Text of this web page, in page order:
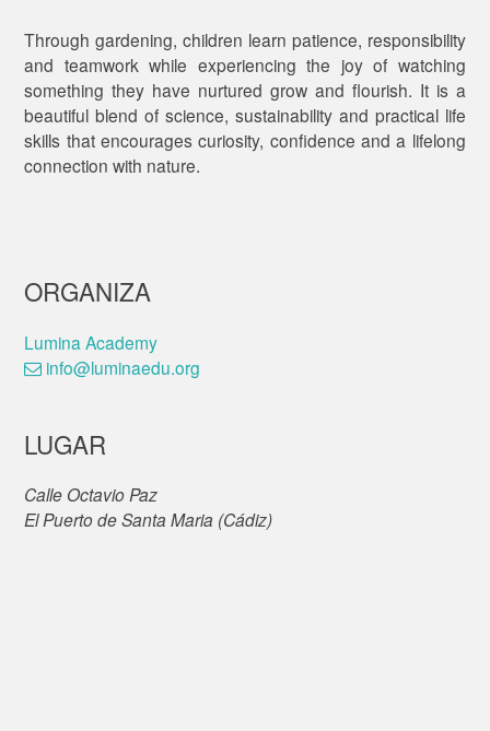
Through gardening, children learn patience, responsibility
and teamwork while experiencing the joy of watching
something they have nurtured grow and flourish. It is a
beautiful blend of science, sustainability and practical life
skills that encourages curiosity, confidence and a lifelong
connection with nature.
ORGANIZA
Lumina Academy
info@luminaedu.org
LUGAR
Calle Octavio Paz
El Puerto de Santa Maria (Cádiz)